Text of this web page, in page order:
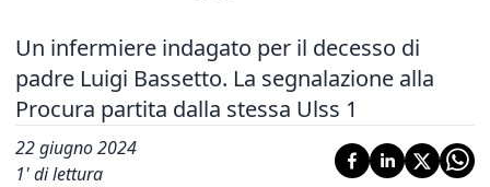
Un infermiere indagato per il decesso di
padre Luigi Bassetto. La segnalazione alla
Procura partita dalla stessa Ulss 1
22 giugno 2024
1' di lettura